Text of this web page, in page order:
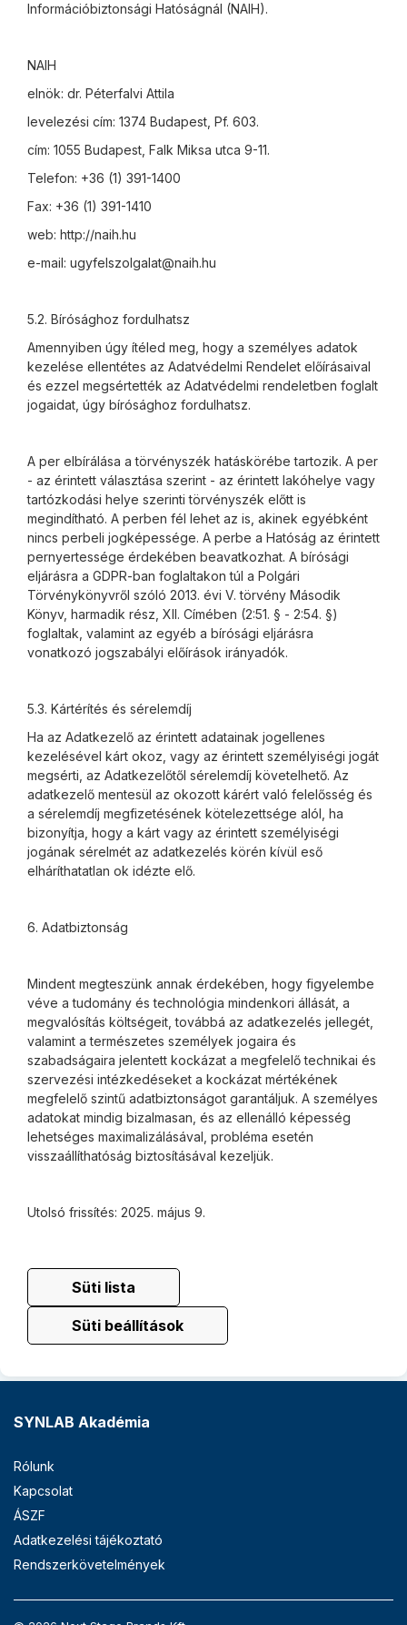
Információbiztonsági Hatóságnál (NAIH).
NAIH
elnök: dr. Péterfalvi Attila
levelezési cím: 1374 Budapest, Pf. 603.
cím: 1055 Budapest, Falk Miksa utca 9-11.
Telefon: +36 (1) 391-1400
Fax: +36 (1) 391-1410
web: http://naih.hu
e-mail: ugyfelszolgalat@naih.hu
5.2. Bírósághoz fordulhatsz
Amennyiben úgy ítéled meg, hogy a személyes adatok
kezelése ellentétes az Adatvédelmi Rendelet előírásaival
és ezzel megsértették az Adatvédelmi rendeletben foglalt
jogaidat, úgy bírósághoz fordulhatsz.
A per elbírálása a törvényszék hatáskörébe tartozik. A per
- az érintett választása szerint - az érintett lakóhelye vagy
tartózkodási helye szerinti törvényszék előtt is
megindítható. A perben fél lehet az is, akinek egyébként
nincs perbeli jogképessége. A perbe a Hatóság az érintett
pernyertessége érdekében beavatkozhat. A bírósági
eljárásra a GDPR-ban foglaltakon túl a Polgári
Törvénykönyvről szóló 2013. évi V. törvény Második
Könyv, harmadik rész, XII. Címében (2:51. § - 2:54. §)
foglaltak, valamint az egyéb a bírósági eljárásra
vonatkozó jogszabályi előírások irányadók.
5.3. Kártérítés és sérelemdíj
Ha az Adatkezelő az érintett adatainak jogellenes
kezelésével kárt okoz, vagy az érintett személyiségi jogát
megsérti, az Adatkezelőtől sérelemdíj követelhető. Az
adatkezelő mentesül az okozott kárért való felelősség és
a sérelemdíj megfizetésének kötelezettsége alól, ha
bizonyítja, hogy a kárt vagy az érintett személyiségi
jogának sérelmét az adatkezelés körén kívül eső
elháríthatatlan ok idézte elő.
6. Adatbiztonság
Mindent megteszünk annak érdekében, hogy figyelembe
véve a tudomány és technológia mindenkori állását, a
megvalósítás költségeit, továbbá az adatkezelés jellegét,
valamint a természetes személyek jogaira és
szabadságaira jelentett kockázat a megfelelő technikai és
szervezési intézkedéseket a kockázat mértékének
megfelelő szintű adatbiztonságot garantáljuk. A személyes
adatokat mindig bizalmasan, és az ellenálló képesség
lehetséges maximalizálásával, probléma esetén
visszaállíthatóság biztosításával kezeljük.
Utolsó frissítés: 2025. május 9.
Süti lista
Süti beállítások
SYNLAB Akadémia
Rólunk
Kapcsolat
ÁSZF
Adatkezelési tájékoztató
Rendszerkövetelmények